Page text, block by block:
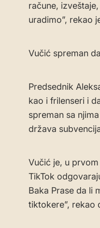
račune,
uradimo”, rekao
Vučić spreman
Predsednik
kao i frilenseri i
spreman sa
država
Vučić je, u
TikTok
Baka Prase da li
tiktokere”, rekao